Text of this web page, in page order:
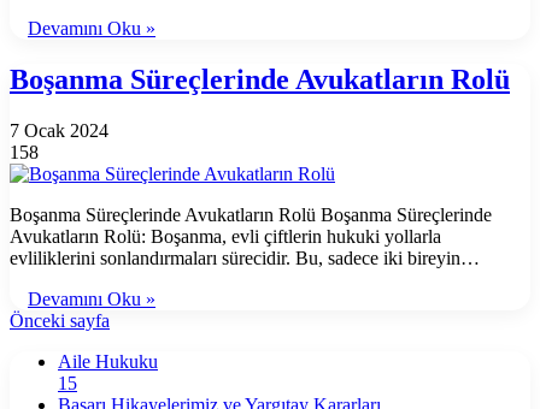
Devamını Oku »
Boşanma Süreçlerinde Avukatların Rolü
7 Ocak 2024
158
Boşanma Süreçlerinde Avukatların Rolü Boşanma Süreçlerinde
Avukatların Rolü: Boşanma, evli çiftlerin hukuki yollarla
evliliklerini sonlandırmaları sürecidir. Bu, sadece iki bireyin…
Devamını Oku »
Önceki sayfa
Aile Hukuku
15
Başarı Hikayelerimiz ve Yargıtay Kararları